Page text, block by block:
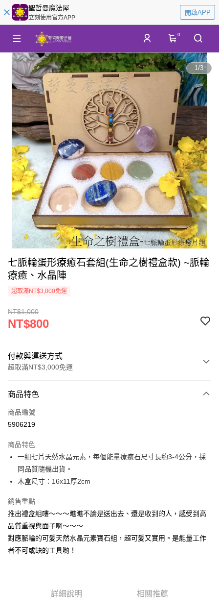
聖哲曼魔法屋
立刻使用官方APP
開啟APP
0
1/3
七脈輪蛋形療癒石套組(生命之樹禮盒款) ~脈輪
療癒、水晶陣
超取滿NT$3,000免運
NT$1,000
NT$800
付款與運送方式
超取滿NT$3,000免運
信用卡一次付款
超商取貨付款
Apple Pay
街口支付
ATM付款
全家取貨付款
每筆NT$80，滿NT$3,000(含以上)免運費
商品特色
商品編號
5906219
商品特色
一組七片天然水晶元素，每個能量療癒石尺寸長約3-4公分，採
同品質隨機出貨。
木盒尺寸：16x11厚2cm
銷售重點
推出禮盒組嘍～～～瞧瞧不論是送出去、還是收到的人，感受到高
品質重視與面子啊～～～
對應脈輪的可愛天然水晶元素寶石組，超可愛又實用。是能量工作
者不可或缺的工具喲！
詳細說明 相關推薦